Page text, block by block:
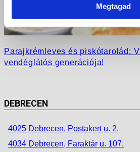
Megtagad
Parajkrémleves és piskótarolád:
vendéglátós generációja!
DEBRECEN
4025 Debrecen, Postakert u. 2.
4034 Debrecen, Faraktár u. 107.